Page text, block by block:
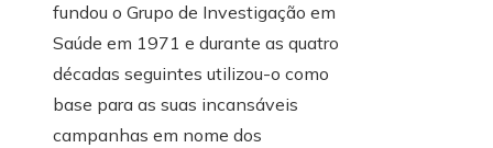
fundou o Grupo de Investigação em
Saúde em 1971 e durante as quatro
décadas seguintes utilizou-o como
base para as suas incansáveis ​​
campanhas em nome dos